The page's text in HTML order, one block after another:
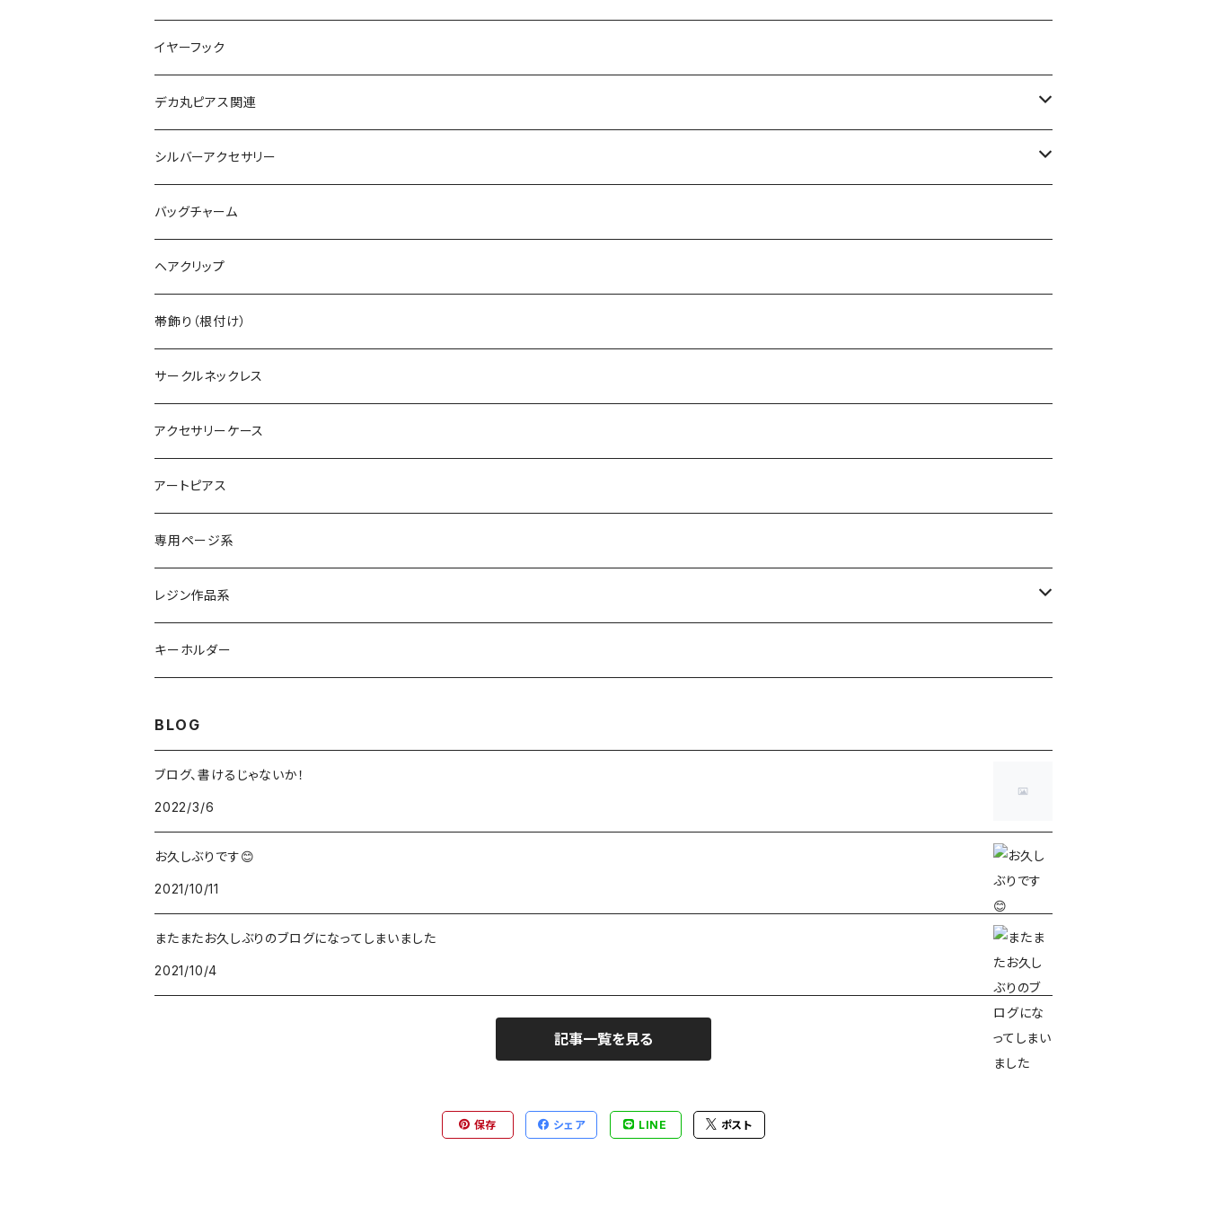
ヴィンテージネックレス
ヴィンテージピアス
ヴィンテージブレスレット
ヴィンテージピンバッジ
ヴィンテージリング
ヴィンテージイヤカフ
イヤーフック
デカ丸ピアス関連
限定カラー
常設カラー
デカマルチョーカー
デカ丸アートピアス
デカマルチョーカー
シルバーアクセサリー
シルバーリング
シルバーネックレス
シルバーブレスレット
バッグチャーム
ヘアクリップ
帯飾り（根付け）
サークルネックレス
アクセサリーケース
アートピアス
専用ページ系
レジン作品系
レジンリング
デカマルチョーカー
氷ネックレス
キーホルダー
BLOG
ブログ、書けるじゃないか！
2022/3/6
お久しぶりです😊
2021/10/11
またまたお久しぶりのブログになってしまいました
2021/10/4
記事一覧を見る
保存 シェア LINE ポスト